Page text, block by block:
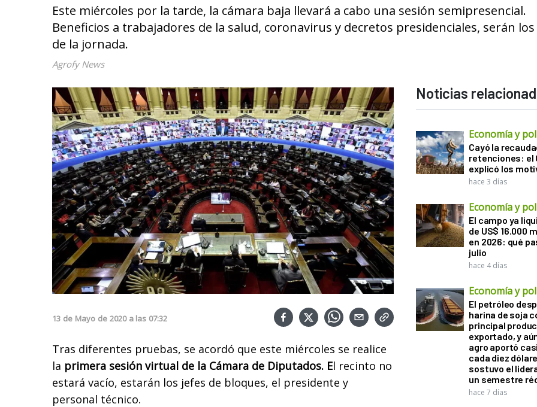
Este miércoles por la tarde, la cámara baja llevará a cabo una sesión semipresencial.
Beneficios a trabajadores de la salud, coronavirus y decretos presidenciales, serán
de la jornada.
Agrofy News
13 de Mayo de 2020 a las 07:32
Tras diferentes pruebas, se acordó que este miércoles se realice
la primera sesión virtual de la Cámara de Diputados. El recinto no
estará vacío, estarán los jefes de bloques, el presidente y
personal técnico.
Noticias
Economía y
Cayó la
retenciones: el
explicó los
hace 3 días
Economía y
El campo ya
de US$ 16.000
en 2026: qué
julio
hace 4 días
Economía y
El petróleo
harina de soja
principal
exportado, y
agro aportó
cada diez
sostuvo el
un semestre
hace 7 días